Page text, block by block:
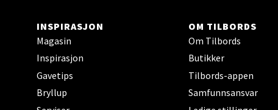
INSPIRASJON
Magasin
Inspirasjon
Gavetips
Bryllup
OM TILBORDS
Om Tilbords
Butikker
Tilbords-appen
Samfunnsansvar
0 i